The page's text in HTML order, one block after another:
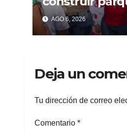
centros
para prevenir
violencia y
AGO 6, 2026
Deja un
Tu dirección de correo
Comentario *